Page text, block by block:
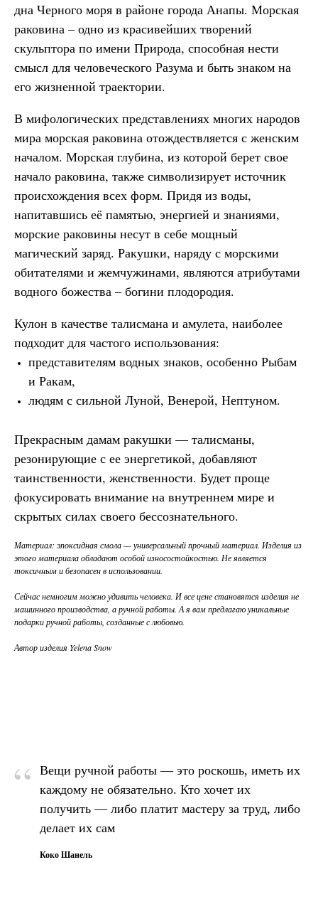
дна Черного моря в районе города Анапы. Морская
раковина – одно из красивейших творений
скульптора по имени Природа, способная нести
смысл для человеческого Разума и быть знаком на
его жизненной траектории.
В мифологических представлениях многих народов
мира морская раковина отождествляется с женским
началом. Морская глубина, из которой берет свое
начало раковина, также символизирует источник
происхождения всех форм. Придя из воды,
напитавшись её памятью, энергией и знаниями,
морские раковины несут в себе мощный
магический заряд. Ракушки, наряду с морскими
обитателями и жемчужинами, являются атрибутами
водного божества – богини плодородия.
Кулон в качестве талисмана и амулета, наиболее
подходит для частого использования:
представителям водных знаков, особенно Рыбам
и Ракам,
людям с сильной Луной, Венерой, Нептуном.
Прекрасным дамам ракушки — талисманы,
резонирующие с ее энергетикой, добавляют
таинственности, женственности. Будет проще
фокусировать внимание на внутреннем мире и
скрытых силах своего бессознательного.
Материал: эпоксидная смола — универсальный прочный материал. Изделия из
этого материала обладают особой износостойкостью. Не является
токсичным и безопасен в использовании.
Сейчас немногим можно удивить человека. И все цене становятся изделия не
машинного производства, а ручной работы. А я вам предлагаю уникальные
подарки ручной работы, созданные с любовью.
Автор изделия Yelena Snow
“
Вещи ручной работы — это роскошь, иметь их
каждому не обязательно. Кто хочет их
получить — либо платит мастеру за труд, либо
делает их сам
Коко Шанель